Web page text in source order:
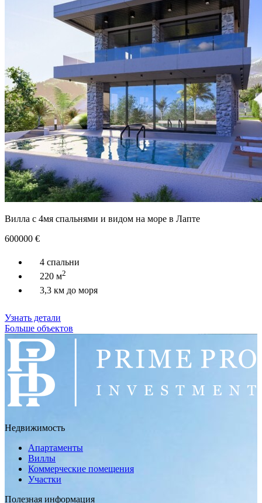
Вилла с 4мя спальнями и видом на море в Лапте
600000 €
4 спальни
220 м2
3,3 км до моря
Узнать детали
Больше объектов
Недвижимость
Апартаменты
Виллы
Коммерческие помещения
Участки
Полезная информация